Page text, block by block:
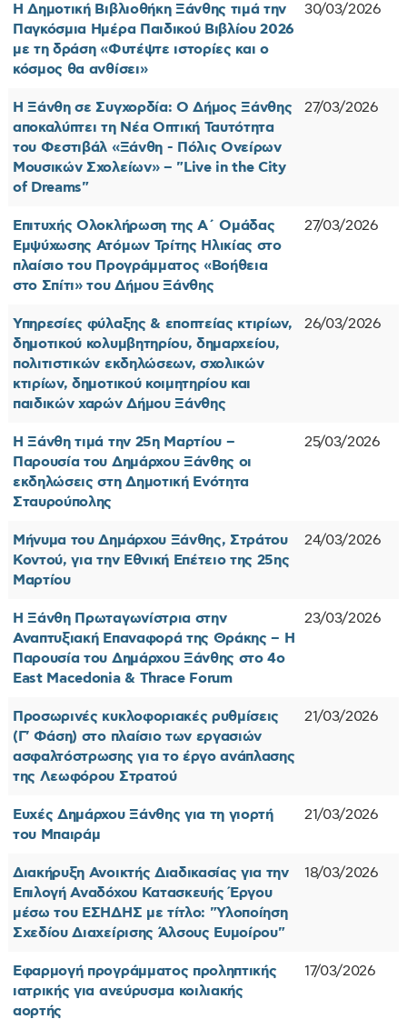
Η Δημοτική Βιβλιοθήκη Ξάνθης τιμά την
Παγκόσμια Ημέρα Παιδικού Βιβλίου 2026
με τη δράση «Φυτέψτε ιστορίες και ο
κόσμος θα ανθίσει»
30/03/2026
Η Ξάνθη σε Συγχορδία: O Δήμος Ξάνθης
αποκαλύπτει τη Νέα Οπτική Ταυτότητα
του Φεστιβάλ «Ξάνθη - Πόλις Ονείρων
Μουσικών Σχολείων» – "Live in the City
of Dreams"
27/03/2026
Επιτυχής Ολοκλήρωση της Α΄ Ομάδας
Εμψύχωσης Ατόμων Τρίτης Ηλικίας στο
πλαίσιο του Προγράμματος «Βοήθεια
στο Σπίτι» του Δήμου Ξάνθης
27/03/2026
Υπηρεσίες φύλαξης & εποπτείας κτιρίων,
δημοτικού κολυμβητηρίου, δημαρχείου,
πολιτιστικών εκδηλώσεων, σχολικών
κτιρίων, δημοτικού κοιμητηρίου και
παιδικών χαρών Δήμου Ξάνθης
26/03/2026
Η Ξάνθη τιμά την 25η Μαρτίου –
Παρουσία του Δημάρχου Ξάνθης οι
εκδηλώσεις στη Δημοτική Ενότητα
Σταυρούπολης
25/03/2026
Μήνυμα του Δημάρχου Ξάνθης, Στράτου
Κοντού, για την Εθνική Επέτειο της 25ης
Μαρτίου
24/03/2026
Η Ξάνθη Πρωταγωνίστρια στην
Αναπτυξιακή Επαναφορά της Θράκης – Η
Παρουσία του Δημάρχου Ξάνθης στο 4ο
East Macedonia & Thrace Forum
23/03/2026
Προσωρινές κυκλοφοριακές ρυθμίσεις
(Γ' Φάση) στο πλαίσιο των εργασιών
ασφαλτόστρωσης για το έργο ανάπλασης
της Λεωφόρου Στρατού
21/03/2026
Ευχές Δημάρχου Ξάνθης για τη γιορτή
του Μπαιράμ
21/03/2026
Διακήρυξη Ανοικτής Διαδικασίας για την
Επιλογή Αναδόχου Κατασκευής Έργου
μέσω του ΕΣΗΔΗΣ με τίτλο: "Υλοποίηση
Σχεδίου Διαχείρισης Άλσους Ευμοίρου"
18/03/2026
Εφαρμογή προγράμματος προληπτικής
ιατρικής για ανεύρυσμα κοιλιακής
αορτής
17/03/2026